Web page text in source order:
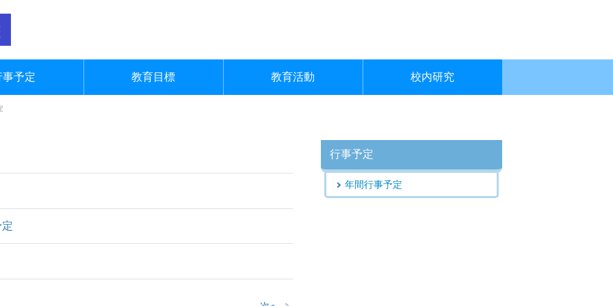
事予定 教育目標 教育活動 校内研究
行事予定
年間行事予定